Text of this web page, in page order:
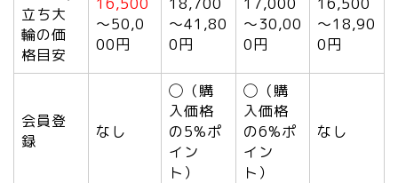
立ち大
輪の価
格目安
～50,0
00円
～41,80
0円
～30,00
0円
～18,90
0円
会員登
録
なし
◯（購
入価格
の5%ポ
イン
ト）
◯（購
入価格
の6%ポ
イン
ト）
なし